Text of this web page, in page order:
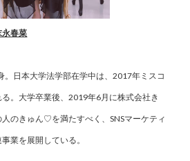
春菜
。日本大学法学部在学中は、2017年ミスコ
。大学卒業後、2019年6月に株式会社き
のきゅん♡を満たすべく、SNSマーケティ
業を展開している。